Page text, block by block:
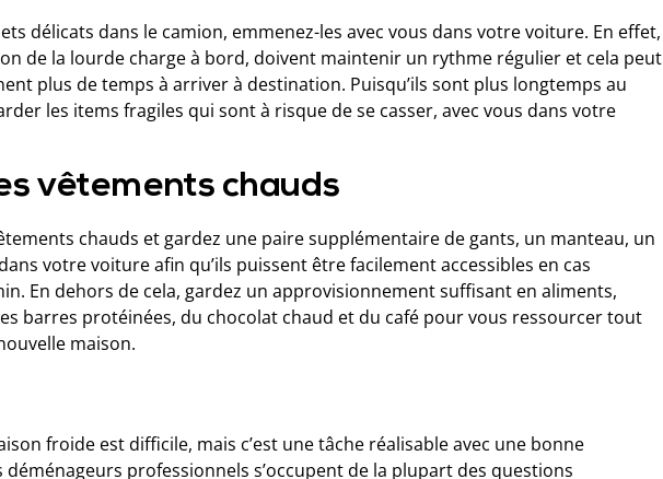
délicats dans le camion, emmenez-les avec vous dans votre voiture. En effet,
de la lourde charge à bord, doivent maintenir un rythme régulier et cela peut
plus de temps à arriver à destination. Puisqu’ils sont plus longtemps au
les items fragiles qui sont à risque de se casser, avec vous dans votre
vêtements chauds
chauds et gardez une paire supplémentaire de gants, un manteau, un
votre voiture afin qu’ils puissent être facilement accessibles en cas
En dehors de cela, gardez un approvisionnement suffisant en aliments,
barres protéinées, du chocolat chaud et du café pour vous ressourcer tout
maison.
froide est difficile, mais c’est une tâche réalisable avec une bonne
professionnels s’occupent de la plupart des questions